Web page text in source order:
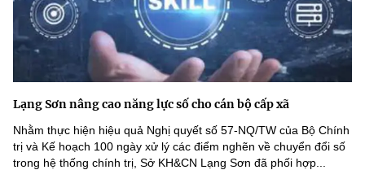
Lạng Sơn nâng cao năng lực số cho cán bộ cấp xã
Nhằm thực hiện hiệu quả Nghị quyết số 57-NQ/TW của Bộ Chính
trị và Kế hoạch 100 ngày xử lý các điểm nghẽn về chuyển đổi số
trong hệ thống chính trị, Sở KH&CN Lạng Sơn đã phối hợp...